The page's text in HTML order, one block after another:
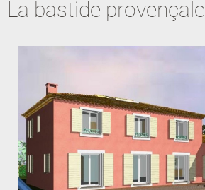
La bastide provençale